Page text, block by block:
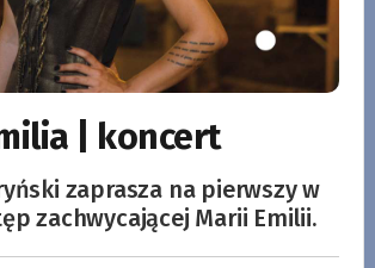
| koncert
zaprasza na pierwszy w
zachwycającej Marii Emilii.